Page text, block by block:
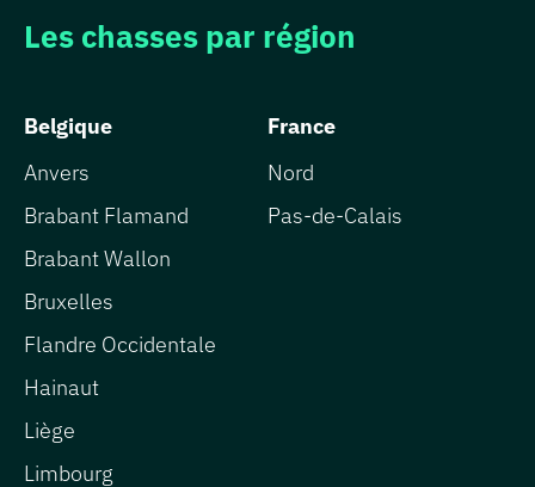
Les chasses par région
Belgique
Anvers
Brabant Flamand
Brabant Wallon
Bruxelles
Flandre Occidentale
Hainaut
Liège
Limbourg
France
Nord
Pas-de-Calais